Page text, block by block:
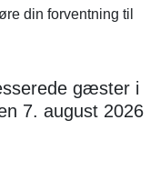
din forventning til
gæster i
7. august 2026